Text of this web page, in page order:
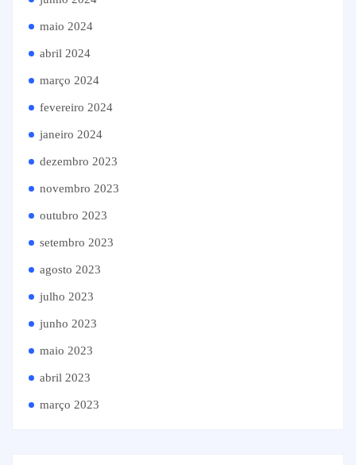
maio 2024
abril 2024
março 2024
fevereiro 2024
janeiro 2024
dezembro 2023
novembro 2023
outubro 2023
setembro 2023
agosto 2023
julho 2023
junho 2023
maio 2023
abril 2023
março 2023